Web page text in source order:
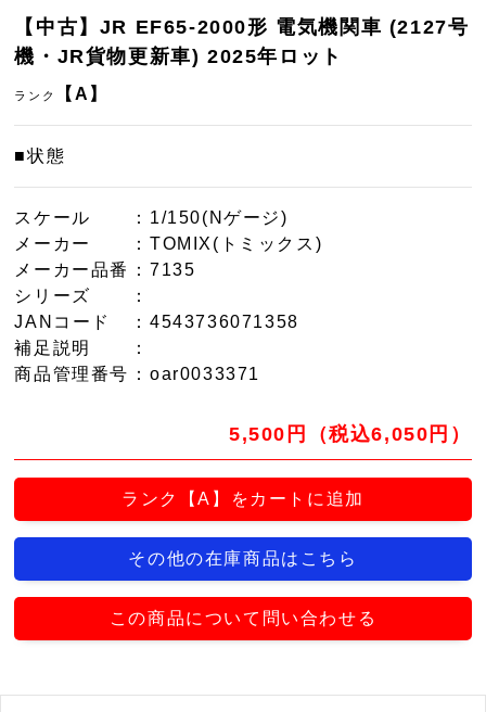
【中古】JR EF65-2000形 電気機関車 (2127号
機・JR貨物更新車) 2025年ロット
ランク 【A】
■状態
スケール
：1/150(Nゲージ)
メーカー
：TOMIX(トミックス)
メーカー品番
：7135
シリーズ
：
JANコード
：4543736071358
補足説明
：
商品管理番号 ：oar0033371
5,500円（税込6,050円）
ランク【A】をカートに追加
その他の在庫商品はこちら
この商品について問い合わせる